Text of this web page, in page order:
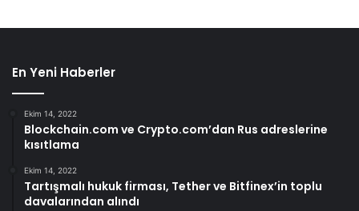
En Yeni Haberler
Ekim 14, 2022
Blockchain.com ve Crypto.com’dan Rus adreslerine
kısıtlama
Ekim 14, 2022
Tartışmalı hukuk firması, Tether ve Bitfinex’in toplu
davalarından alındı